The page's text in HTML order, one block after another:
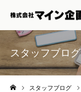
スタッフブログ
スタッフブログ